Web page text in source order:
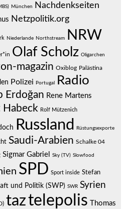
München Nachdenkseiten
Netzpolitik.org
Niederlande Northstream NRW
Olaf Scholz Oligarchen
magazin Oxiblog Palästina
Polizei Portugal Radio
Erdoğan Rene Martens
Habeck Rolf Mützenich
Russland Rüstungsexporte
Saudi-Arabien Schalke 04
Sigmar Gabriel Sky (TV) Slowfood
SPD Sport inside Stefan
und Politik (SWP) SWR Syrien
taztelepolis
Thomas